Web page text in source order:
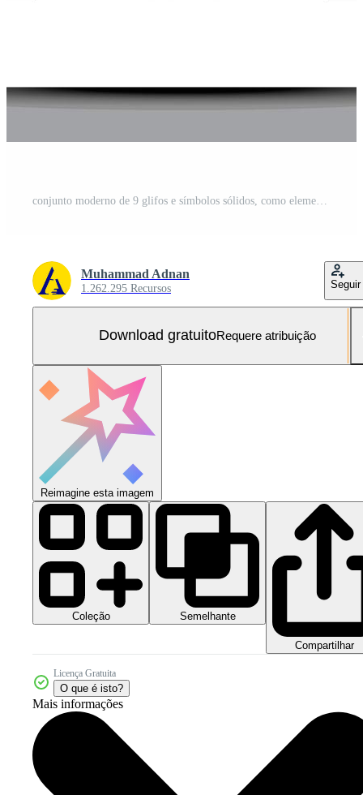
Muhammad Adnan
1.262.295 Recursos Seguir
Download gratuitoRequere atribuição
Reimagine esta imagem
Coleção Semelhante
Compartilhar
Licença Gratuita
O que é isto?
Mais informações